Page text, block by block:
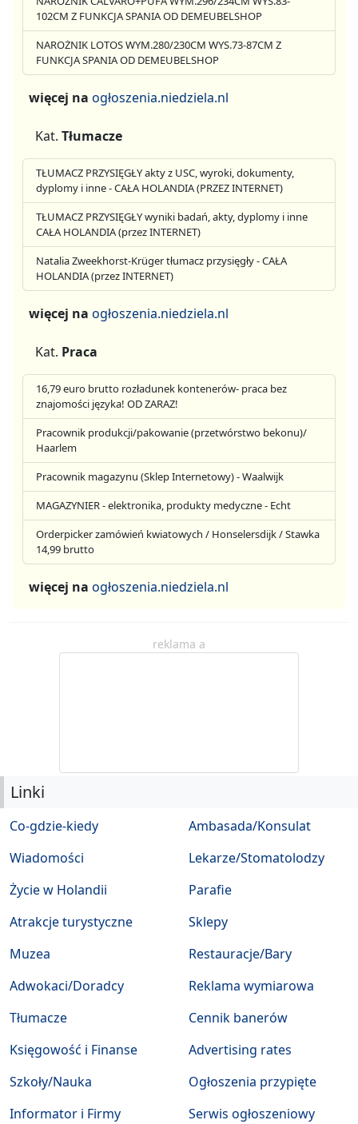
102CM Z FUNKCJA SPANIA OD DEMEUBELSHOP
NAROŻNIK LOTOS WYM.280/230CM WYS.73-87CM Z
FUNKCJA SPANIA OD DEMEUBELSHOP
więcej na ogłoszenia.niedziela.nl
Kat. Tłumacze
TŁUMACZ PRZYSIĘGŁY akty z USC, wyroki, dokumenty,
dyplomy i inne - CAŁA HOLANDIA (PRZEZ INTERNET)
TŁUMACZ PRZYSIĘGŁY wyniki badań, akty, dyplomy i inne
CAŁA HOLANDIA (przez INTERNET)
Natalia Zweekhorst-Krüger tłumacz przysięgły - CAŁA
HOLANDIA (przez INTERNET)
więcej na ogłoszenia.niedziela.nl
Kat. Praca
16,79 euro brutto rozładunek kontenerów- praca bez
znajomości języka! OD ZARAZ!
Pracownik produkcji/pakowanie (przetwórstwo bekonu)/
Haarlem
Pracownik magazynu (Sklep Internetowy) - Waalwijk
MAGAZYNIER - elektronika, produkty medyczne - Echt
Orderpicker zamówień kwiatowych / Honselersdijk / Stawka
14,99 brutto
więcej na ogłoszenia.niedziela.nl
reklama a
Linki
Co-gdzie-kiedy
Wiadomości
Życie w Holandii
Atrakcje turystyczne
Muzea
Ambasada/Konsulat
Lekarze/Stomatolodzy
Parafie
Sklepy
Restauracje/Bary
Adwokaci/Doradcy
Tłumacze
Księgowość i Finanse
Szkoły/Nauka
Informator i Firmy
Reklama wymiarowa
Cennik banerów
Advertising rates
Ogłoszenia przypięte
Serwis ogłoszeniowy